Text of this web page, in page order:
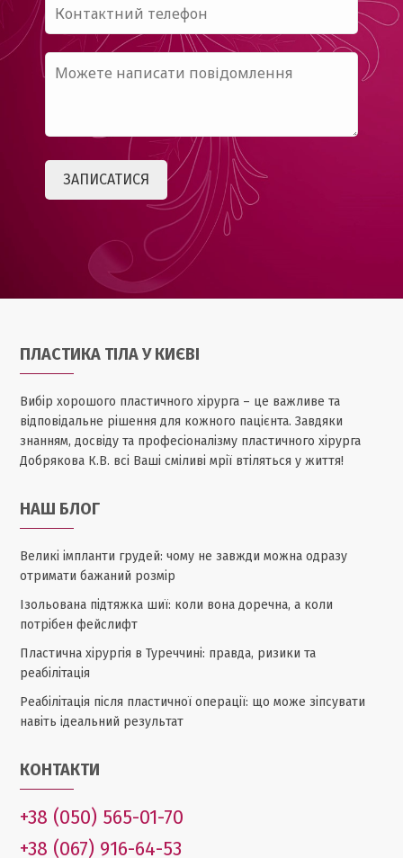
ПЛАСТИКА ТІЛА У КИЄВІ
Вибір хорошого пластичного хірурга – це важливе та
відповідальне рішення для кожного пацієнта. Завдяки
знанням, досвіду та професіоналізму пластичного хірурга
Добрякова К.В. всі Ваші сміливі мрії втіляться у життя!
НАШ БЛОГ
Великі імпланти грудей: чому не завжди можна одразу
отримати бажаний розмір
Ізольована підтяжка шиї: коли вона доречна, а коли
потрібен фейслифт
Пластична хірургія в Туреччині: правда, ризики та
реабілітація
Реабілітація після пластичної операції: що може зіпсувати
навіть ідеальний результат
КОНТАКТИ
+38 (050) 565-01-70
+38 (067) 916-64-53